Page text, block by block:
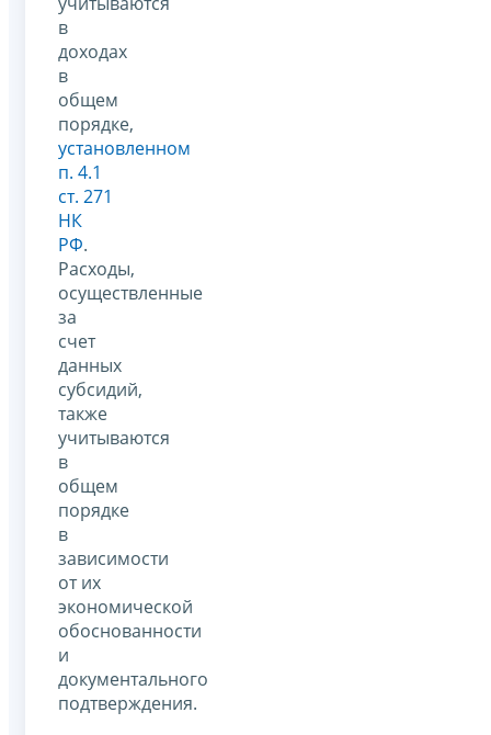
в
доходах
в
общем
порядке,
установленном
п. 4.1
ст. 271
НК
РФ.
Расходы,
осуществленные
за
счет
данных
субсидий,
также
учитываются
в
общем
порядке
в
зависимости
от их
экономической
обоснованности
и
документального
подтверждения.